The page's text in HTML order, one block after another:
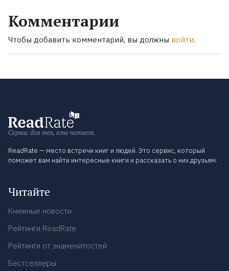
Комментарии
Чтобы добавить комментарий, вы должны войти.
Сервис для тех, кто читает.
ReadRate — место встречи книг и людей. Это сервис, который
поможет вам найти интересные книги и рассказать о них друзьям.
Читайте
Книжные новости
Рейтинги ReadRate
Рейтинги от знаменитостей
Бестселлеры